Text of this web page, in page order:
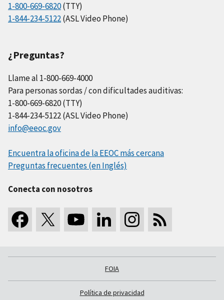
1-800-669-6820(TTY)
1-844-234-5122(ASL Video Phone)
¿Preguntas?
Llame al 1-800-669-4000
Para personas sordas / con dificultades auditivas:
1-800-669-6820 (TTY)
1-844-234-5122 (ASL Video Phone)
info@eeoc.gov
Encuentra la oficina de la EEOC más cercana
Preguntas frecuentes (en Inglés)
Conecta con nosotros
FOIA
Política de privacidad